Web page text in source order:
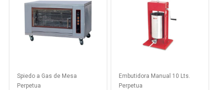
Spiedo a Gas de Mesa
Perpetua
Embutidora Manual 10 Lts.
Perpetua